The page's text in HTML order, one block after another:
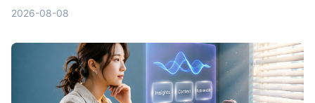
2026-08-08